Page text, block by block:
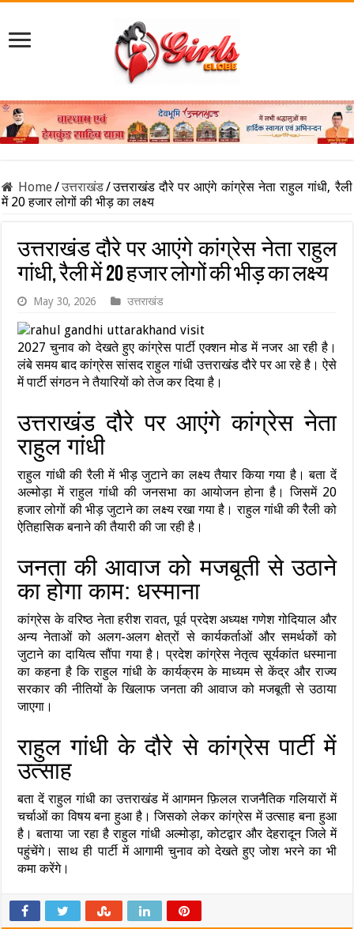
Home/उत्तराखंड/उत्तराखंड दौरे पर आएंगे कांग्रेस नेता राहुल गांधी, रैली
में 20 हजार लोगों की भीड़ का लक्ष्य
उत्तराखंड दौरे पर आएंगे कांग्रेस नेता राहुल
गांधी, रैली में 20 हजार लोगों की भीड़ का लक्ष्य
May 30, 2026 उत्तराखंड
2027 चुनाव को देखते हुए कांग्रेस पार्टी एक्शन मोड में नजर आ रही है।
लंबे समय बाद कांग्रेस सांसद राहुल गांधी उत्तराखंड दौरे पर आ रहे है। ऐसे
में पार्टी संगठन ने तैयारियों को तेज कर दिया है।
उत्तराखंड दौरे पर आएंगे कांग्रेस नेता
राहुल गांधी
राहुल गांधी की रैली में भीड़ जुटाने का लक्ष्य तैयार किया गया है। बता दें
अल्मोड़ा में राहुल गांधी की जनसभा का आयोजन होना है। जिसमें 20
हजार लोगों की भीड़ जुटाने का लक्ष्य रखा गया है। राहुल गांधी की रैली को
ऐतिहासिक बनाने की तैयारी की जा रही है।
जनता की आवाज को मजबूती से उठाने
का होगा काम: धस्माना
कांग्रेस के वरिष्ठ नेता हरीश रावत, पूर्व प्रदेश अध्यक्ष गणेश गोदियाल और
अन्य नेताओं को अलग-अलग क्षेत्रों से कार्यकर्ताओं और समर्थकों को
जुटाने का दायित्व सौंपा गया है। प्रदेश कांग्रेस नेतृत्व सूर्यकांत धस्माना
का कहना है कि राहुल गांधी के कार्यक्रम के माध्यम से केंद्र और राज्य
सरकार की नीतियों के खिलाफ जनता की आवाज को मजबूती से उठाया
जाएगा।
राहुल गांधी के दौरे से कांग्रेस पार्टी में
उत्साह
बता दें राहुल गांधी का उत्तराखंड में आगमन फ़िलल राजनैतिक गलियारों में
चर्चाओं का विषय बना हुआ है। जिसको लेकर कांग्रेस में उत्साह बना हुआ
है। बताया जा रहा है राहुल गांधी अल्मोड़ा, कोटद्वार और देहरादून जिले में
पहुंचेंगे। साथ ही पार्टी में आगामी चुनाव को देखते हुए जोश भरने का भी
कमा करेंगे।